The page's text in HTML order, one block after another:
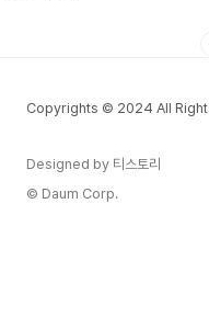
은 절대 낭비가 아닙니다"작지만 강한
Copyrights © 2024 All
Designed by 티스토리
© Daum Corp.